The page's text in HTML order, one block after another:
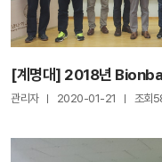
[계명대] 2018년
International
관리자 2020-01-21 조회